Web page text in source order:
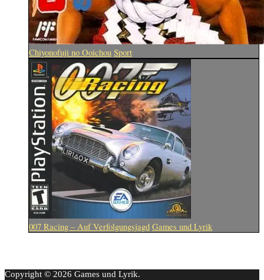
Chiyonofuji no Ooichou Sport
007 Racing – Auf Verfolgungsjagd Games und Lyrik
Copyright © 2026 Games und Lyrik.